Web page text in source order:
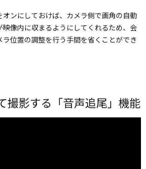
オンにしておけば、カメラ側で画角の自動
像内に収まるようにしてくれるため、会
位置の調整を行う手間を省くことができ
撮影する「音声追尾」機能